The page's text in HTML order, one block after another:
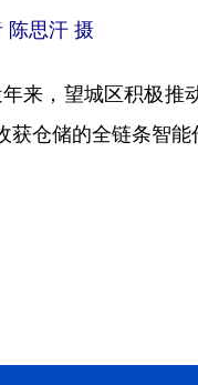
陈思汗 摄
来，望城区积极推
仓储的全链条智能